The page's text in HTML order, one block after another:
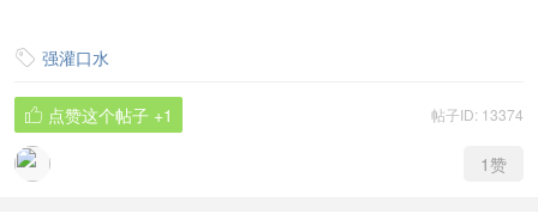
 强灌口水
帖子ID: 13374
 点赞这个帖子 +1
1赞